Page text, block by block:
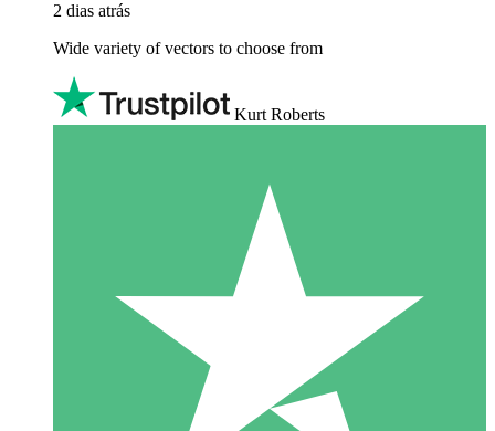
2 dias atrás
Wide variety of vectors to choose from
Kurt Roberts